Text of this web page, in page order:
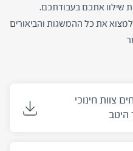
שילוו אתכם בעבודתכם.
למצוא את כל ההמשגות והביאורים
צוות חינוכי
היטב